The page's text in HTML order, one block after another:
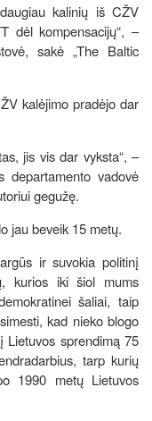
kalinių iš CŽV
dėl kompensacijų“, –
sakė „The Baltic
kalėjimo pradėjo dar
jis vis dar vyksta“, –
departamento vadovė
gegužę.
jau beveik 15 metų.
ir suvokia politinį
kurios iki šiol mums
šaliai, taip
kad nieko blogo
Lietuvos sprendimą 75
tarp kurių
1990 metų Lietuvos